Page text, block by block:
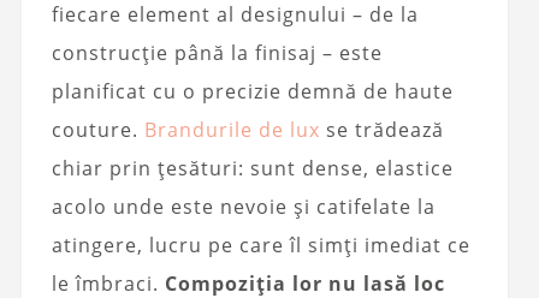
fiecare element al designului – de la
construcție până la finisaj – este
planificat cu o precizie demnă de haute
couture. Brandurile de lux se trădează
chiar prin țesături: sunt dense, elastice
acolo unde este nevoie și catifelate la
atingere, lucru pe care îl simți imediat ce
le îmbraci. Compoziția lor nu lasă loc